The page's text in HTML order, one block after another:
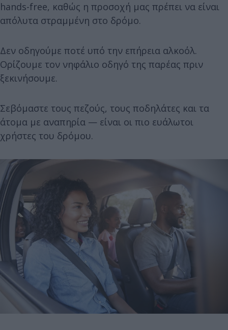
hands-free, καθώς η προσοχή μας πρέπει να είναι
απόλυτα στραμμένη στο δρόμο.
Δεν οδηγούμε ποτέ υπό την επήρεια αλκοόλ.
Ορίζουμε τον νηφάλιο οδηγό της παρέας πριν
ξεκινήσουμε.
Σεβόμαστε τους πεζούς, τους ποδηλάτες και τα
άτομα με αναπηρία — είναι οι πιο ευάλωτοι
χρήστες του δρόμου.